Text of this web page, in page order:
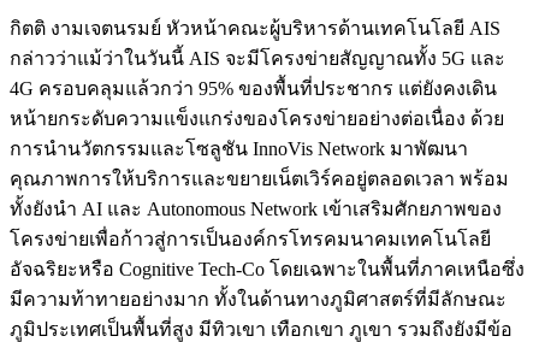
กิตติ งามเจตนรมย์ หัวหน้าคณะผู้บริหารด้านเทคโนโลยี AIS
กล่าวว่าแม้ว่าในวันนี้ AIS จะมีโครงข่ายสัญญาณทั้ง 5G และ
4G ครอบคลุมแล้วกว่า 95% ของพื้นที่ประชากร แต่ยังคงเดิน
หน้ายกระดับความแข็งแกร่งของโครงข่ายอย่างต่อเนื่อง ด้วย
การนำนวัตกรรมและโซลูชัน InnoVis Network มาพัฒนา
คุณภาพการให้บริการและขยายเน็ตเวิร์คอยู่ตลอดเวลา พร้อม
ทั้งยังนำ AI และ Autonomous Network เข้าเสริมศักยภาพของ
โครงข่ายเพื่อก้าวสู่การเป็นองค์กรโทรคมนาคมเทคโนโลยี
อัจฉริยะหรือ Cognitive Tech-Co โดยเฉพาะในพื้นที่ภาคเหนือซึ่ง
มีความท้าทายอย่างมาก ทั้งในด้านทางภูมิศาสตร์ที่มีลักษณะ
ภูมิประเทศเป็นพื้นที่สูง มีทิวเขา เทือกเขา ภูเขา รวมถึงยังมีข้อ